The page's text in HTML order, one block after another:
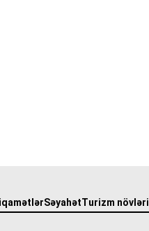
SəyahətTurizm növləri